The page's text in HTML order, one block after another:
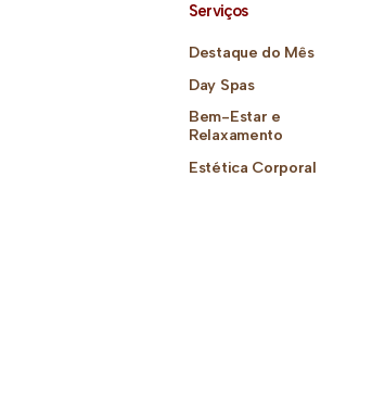
Serviços
Destaque do Mês
Day Spas
Bem-Estar e
Relaxamento
Estética Corporal